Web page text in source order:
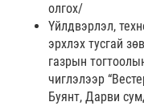
олгох/
Үйлдвэрлэл,
эрхлэх тусгай
газрын
чиглэлээр
Буянт, Дарви